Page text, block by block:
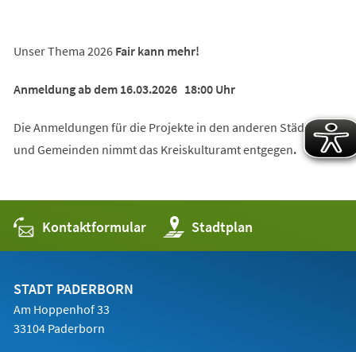
Unser Thema 2026 Fair kann mehr!
Anmeldung ab dem 16.03.2026 18:00 Uhr
Die Anmeldungen für die Projekte in den anderen Städten
und Gemeinden nimmt das Kreiskulturamt entgegen.
Kontaktformular Stadtplan
(Öffnet
in
einem
STADT PADERBORN
Am Hoppenhof 33
33104 Paderborn